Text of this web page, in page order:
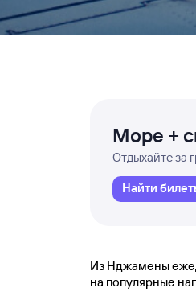
Море +
Отдыхайте за
Найти
Из Нджамены
на популярные